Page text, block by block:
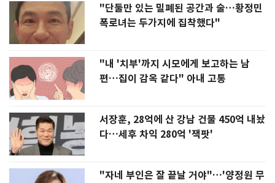
"단둘만 있는 밀폐된 공간과 술…황정민
폭로녀는 두가지에 집착했다"
"내 '치부'까지 시모에게 보고하는 남
편…집이 감옥 같다" 아내 고통
서장훈, 28억에 산 강남 건물 450억 내놨
다…세후 차익 280억 '잭팟'
"자네 부인은 잘 끝날 거야"…'양정원 무